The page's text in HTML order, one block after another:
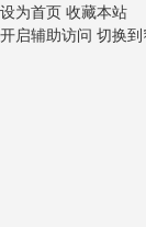
设为首页 收藏本站
开启辅助访问 切换